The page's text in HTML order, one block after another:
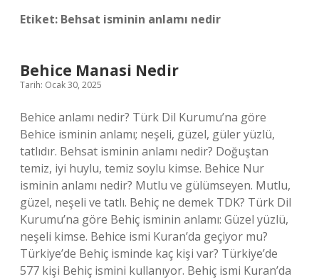
Etiket: Behsat isminin anlamı nedir
Behice Manasi Nedir
Tarih: Ocak 30, 2025
Behice anlamı nedir? Türk Dil Kurumu’na göre
Behice isminin anlamı; neşeli, güzel, güler yüzlü,
tatlıdır. Behsat isminin anlamı nedir? Doğuştan
temiz, iyi huylu, temiz soylu kimse. Behice Nur
isminin anlamı nedir? Mutlu ve gülümseyen. Mutlu,
güzel, neşeli ve tatlı. Behiç ne demek TDK? Türk Dil
Kurumu’na göre Behiç isminin anlamı: Güzel yüzlü,
neşeli kimse. Behice ismi Kuran’da geçiyor mu?
Türkiye’de Behiç isminde kaç kişi var? Türkiye’de
577 kişi Behiç ismini kullanıyor. Behiç ismi Kuran’da